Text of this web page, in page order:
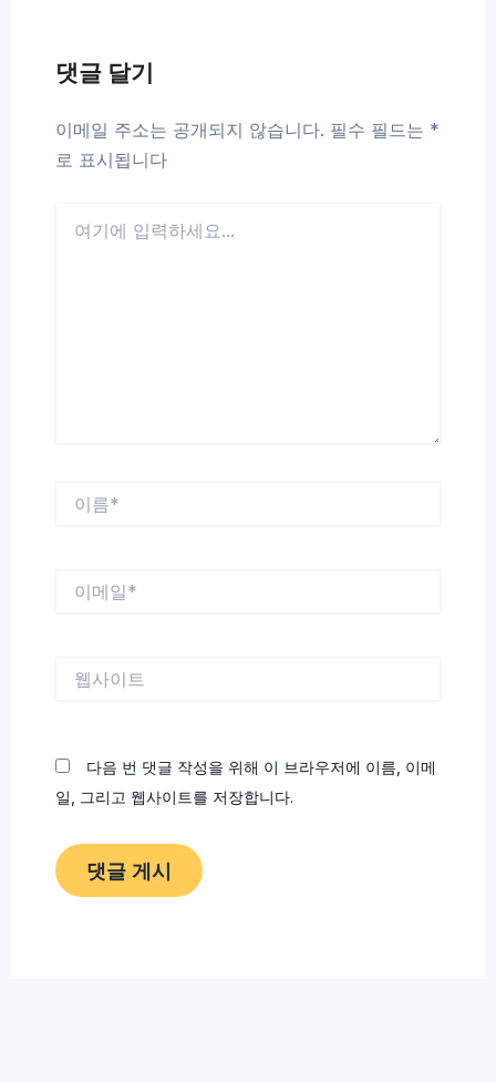
댓글 달기
이메일 주소는 공개되지 않습니다. 필수 필드는 *
로 표시됩니다
다음 번 댓글 작성을 위해 이 브라우저에 이름, 이메
일, 그리고 웹사이트를 저장합니다.